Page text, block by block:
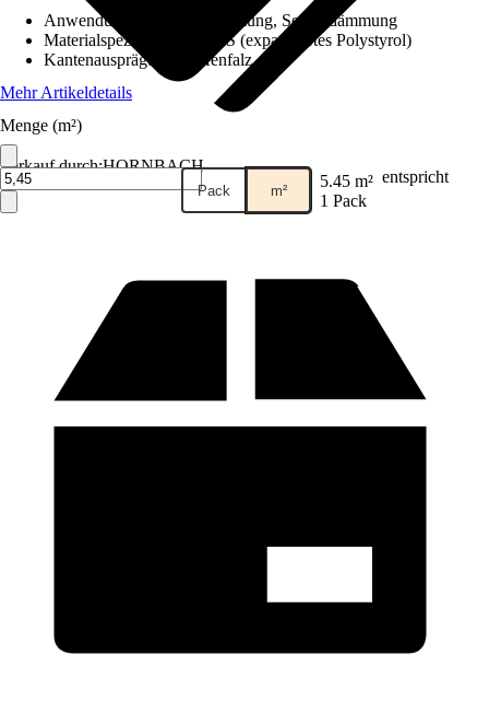
Verkauf durch:HORNBACH
Anwendung
Perimeterdämmung, Sockeldämmung
Materialspezifizierung
EPS (expandiertes Polystyrol)
Kantenausprägung
Stufenfalz
Mehr Artikeldetails
Menge (m²)
Pack m² 5.45 m² entspricht
1 Pack